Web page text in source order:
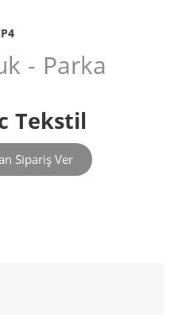
- Parka
Tekstil
Sipariş Ver